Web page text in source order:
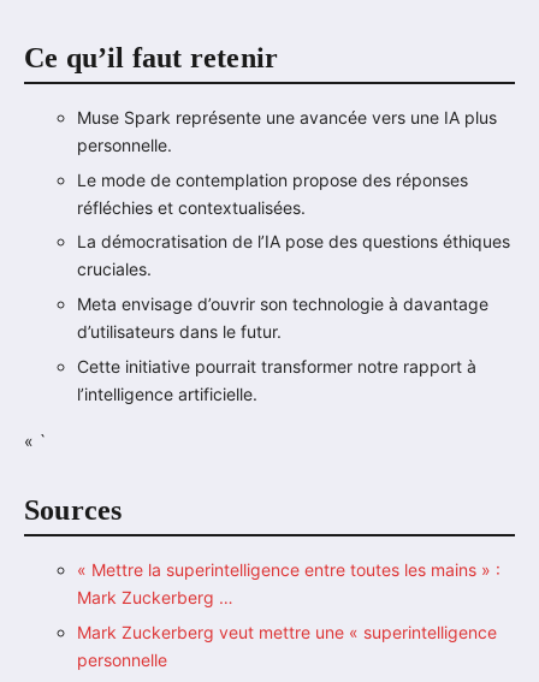
Ce qu’il faut retenir
Muse Spark représente une avancée vers une IA plus
personnelle.
Le mode de contemplation propose des réponses
réfléchies et contextualisées.
La démocratisation de l’IA pose des questions éthiques
cruciales.
Meta envisage d’ouvrir son technologie à davantage
d’utilisateurs dans le futur.
Cette initiative pourrait transformer notre rapport à
l’intelligence artificielle.
« `
Sources
« Mettre la superintelligence entre toutes les mains » :
Mark Zuckerberg …
Mark Zuckerberg veut mettre une « superintelligence
personnelle